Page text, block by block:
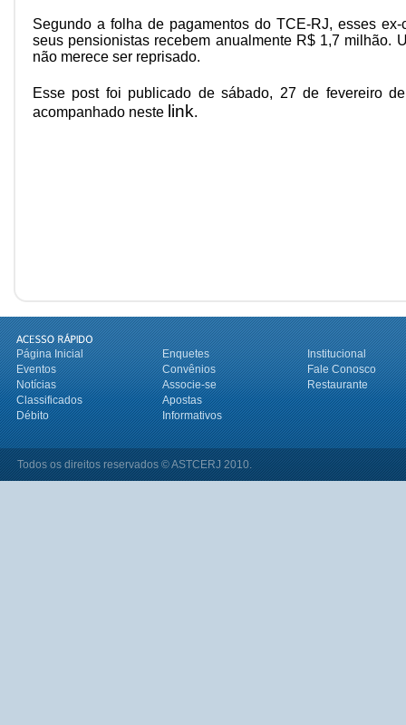
Segundo a folha de pagamentos do TCE-RJ, esses
seus pensionistas recebem anualmente R$ 1,7 milhão.
não merece ser reprisado.
Esse post foi publicado de sábado, 27 de fevereiro
acompanhado neste link.
Página Inicial Enquetes
Institucional
Eventos
Convênios
Fale Conosco
Notícias
Associe-se
Restaurante
Classificados
Apostas
Débito
Informativos
Todos os direitos reservados © ASTCERJ 2010.